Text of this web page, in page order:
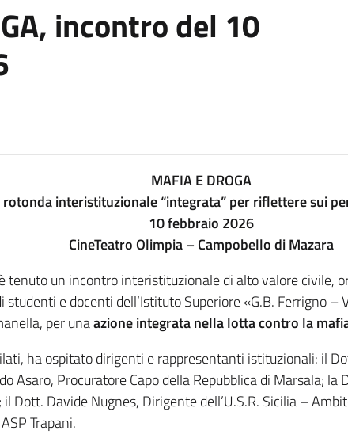
incontro del 10
MAFIA E DROGA
rotonda interistituzionale “integrata” per riflettere sui
10 febbraio 2026
CineTeatro Olimpia – Campobello di Mazara
tenuto un incontro interistituzionale di alto valore civile,
e docenti dell’Istituto Superiore «G.B. Ferrigno –
per unaazione integrata nella lotta contro la
ha ospitato dirigenti e rappresentanti istituzionali: il
Asaro, Procuratore Capo della Repubblica di Marsala;
Dott. Davide Nugnes, Dirigente dell’U.S.R. Sicilia –
Trapani.